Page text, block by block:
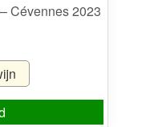
Cévennes 2023